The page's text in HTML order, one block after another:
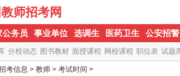
师招考网
公务员 事业单位 选调生 医药卫生 公安招警
分校动态 图书教材 面授课程 网校课程 职位表 试题
考信息 >教师 >考试时间 >